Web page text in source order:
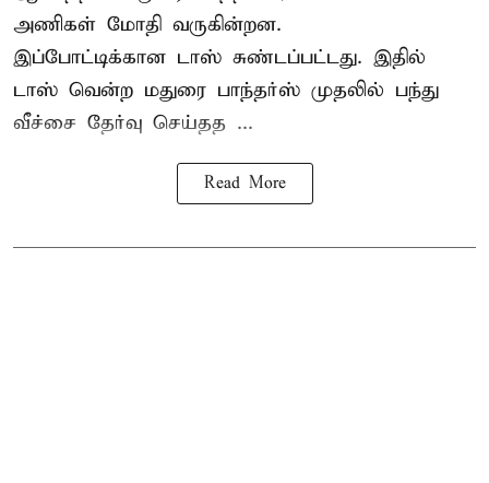
அணிகள் மோதி வருகின்றன.
இப்போட்டிக்கான டாஸ் சுண்டப்பட்டது. இதில்
டாஸ் வென்ற மதுரை பாந்தர்ஸ் முதலில் பந்து
வீச்சை தேர்வு செய்தத ...
Read More